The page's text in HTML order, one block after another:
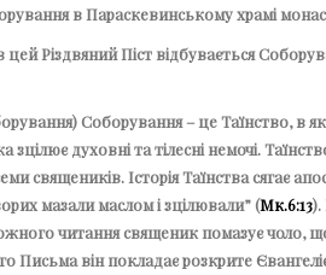
в Параскевинському храмі
Різдвяний Піст відбувається
Соборування – це Таїнство, в
зцілює духовні та тілесні немочі.
священиків. Історія Таїнства сягає
мазали маслом і зцілювали” (Мк.6:13).
кожного читання священик помазує
Письма він покладає розкрите